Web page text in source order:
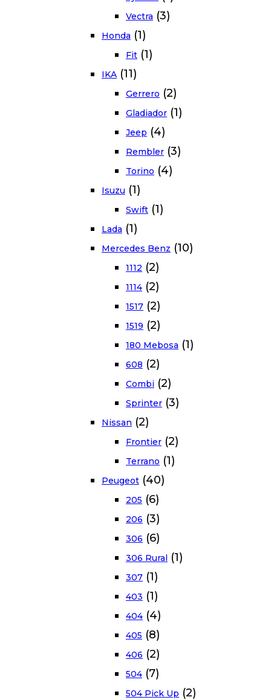
Vectra (3)
Honda (1)
Fit (1)
IKA (11)
Gerrero (2)
Gladiador (1)
Jeep (4)
Rembler (3)
Torino (4)
Isuzu (1)
Swift (1)
Lada (1)
Mercedes Benz (10)
1112 (2)
1114 (2)
1517 (2)
1519 (2)
180 Mebosa (1)
608 (2)
Combi (2)
Sprinter (3)
Nissan (2)
Frontier (2)
Terrano (1)
Peugeot (40)
205 (6)
206 (3)
306 (6)
306 Rural (1)
307 (1)
403 (1)
404 (4)
405 (8)
406 (2)
504 (7)
504 Pick Up (2)